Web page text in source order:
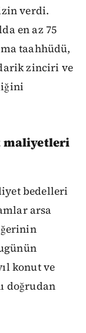
verdi.
en az 75
taahhüdü,
zinciri ve
maliyetleri
bedelleri
arsa
konut ve
doğrudan